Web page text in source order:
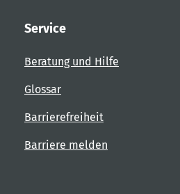
Service
Beratung und Hilfe
Glossar
Barrierefreiheit
Barriere melden